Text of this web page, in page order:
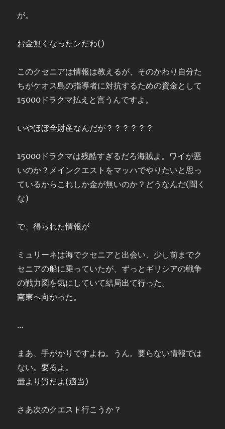
が。
お金無くなったンだわ()
このクセニアは情報は教えるが、そのかわり自分た
ちがケオス島の指導者に対抗するための資金として
15000ドラクマ払えと言うんですよ。
いやほぼ全財産なんだが？？？？？？
15000ドラクマは残酷すぎるだろ海賊よ。ワイが悪
いのか？メインクエストをマッハでやりたいと思っ
ているからこれしか金が無いのか？どうなんだ(聞く
な)
で、得られた情報が
ミュリーネは海でクセニアと出会い、少し前までク
セニアの船に乗っていたが、ずっとギリシアの戦争
の戦力図を気にしていて結局出て行った。
南東へ向かった。
…
まあ、手がかりですよね。うん。要らない情報では
ない。要るよ。
量より質だよ(適当)
さあ次のクエスト行こうか？